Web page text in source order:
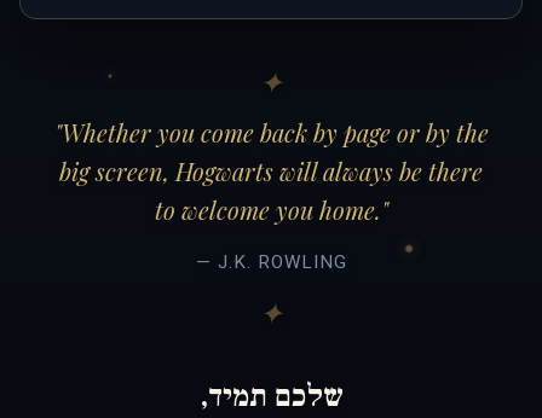
"Whether you come back by page or by the
big screen, Hogwarts will always be there
to welcome you home."
— J.K. ROWLING
שלכם תמיד,